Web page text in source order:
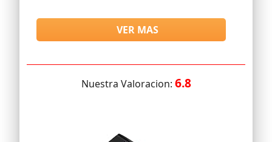
VER MAS
Nuestra Valoracion: 6.8